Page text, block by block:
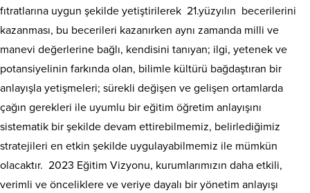
fıtratlarına uygun şekilde yetiştirilerek 21.yüzyılın becerilerini
kazanması, bu becerileri kazanırken aynı zamanda milli ve
manevi değerlerine bağlı, kendisini tanıyan; ilgi, yetenek ve
potansiyelinin farkında olan, bilimle kültürü bağdaştıran bir
anlayışla yetişmeleri; sürekli değişen ve gelişen ortamlarda
çağın gerekleri ile uyumlu bir eğitim öğretim anlayışını
sistematik bir şekilde devam ettirebilmemiz, belirlediğimiz
stratejileri en etkin şekilde uygulayabilmemiz ile mümkün
olacaktır. 2023 Eğitim Vizyonu, kurumlarımızın daha etkili,
verimli ve önceliklere ve veriye dayalı bir yönetim anlayışı